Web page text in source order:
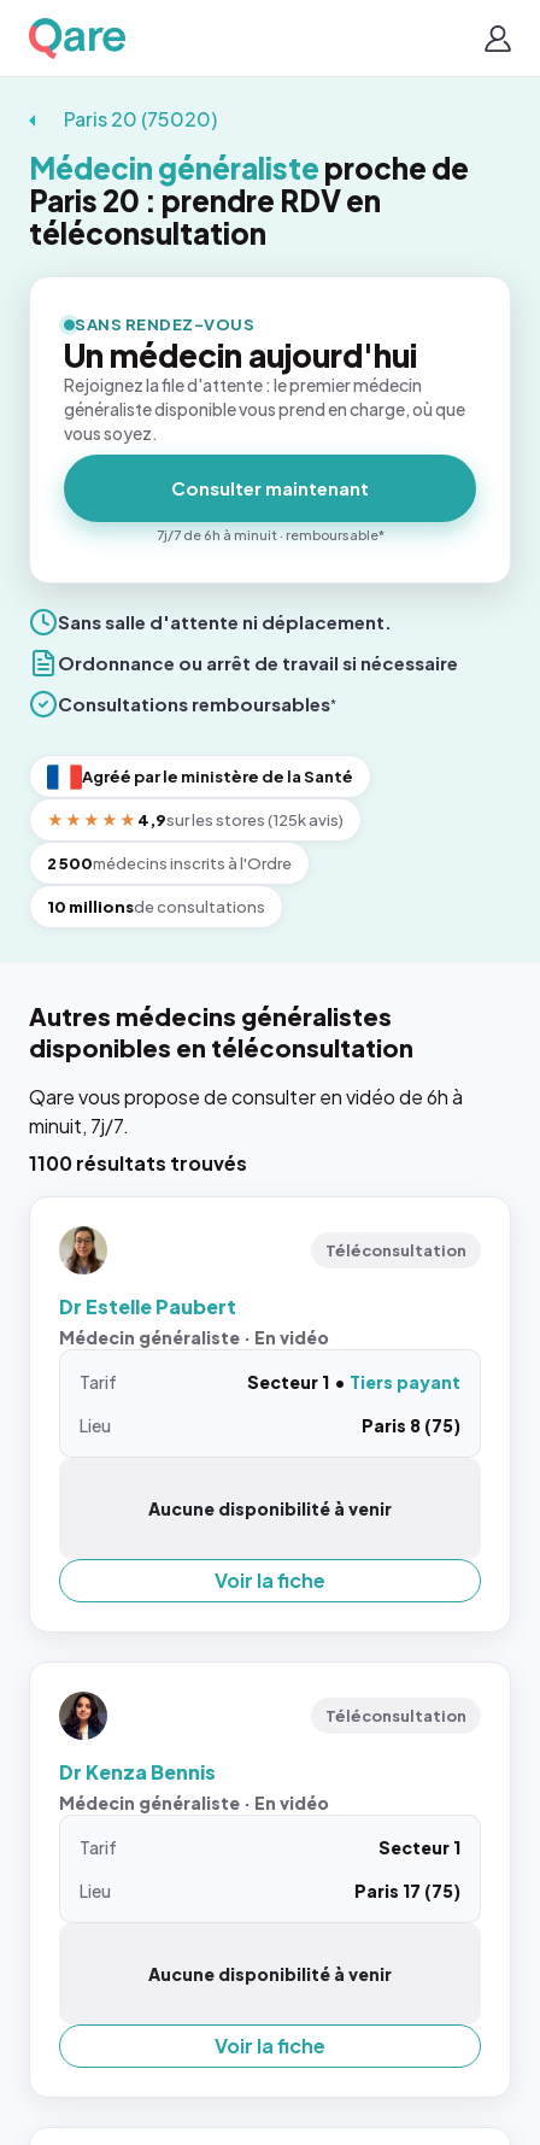
Paris 20 (75020)
Médecin généraliste proche de
Paris 20 : prendre RDV en
téléconsultation
Sans salle d'attente ni déplacement.
Ordonnance ou arrêt de travail si nécessaire
Consultations remboursables*
Agréé par le ministère de la Santé
★★★★★ 4,9sur les stores (125k avis)
2 500médecins inscrits à l'Ordre
10 millionsde consultations
SANS RENDEZ-VOUS
Un médecin aujourd'hui
Rejoignez la file d'attente : le premier médecin
généraliste disponible vous prend en charge, où que
vous soyez.
Consulter maintenant
7j/7 de 6h à minuit · remboursable*
Autres médecins généralistes
disponibles en téléconsultation
Qare vous propose de consulter en vidéo de 6h à
minuit, 7j/7.
1100 résultats trouvés
Téléconsultation
Dr Estelle Paubert
Médecin généraliste · En vidéo
Tarif Secteur 1
Tiers payant
Lieu
Paris 8 (75)
Aucune disponibilité à venir
Voir la fiche
Téléconsultation
Dr Kenza Bennis
Médecin généraliste · En vidéo
Tarif
Secteur 1
Lieu
Paris 17 (75)
Aucune disponibilité à venir
Voir la fiche